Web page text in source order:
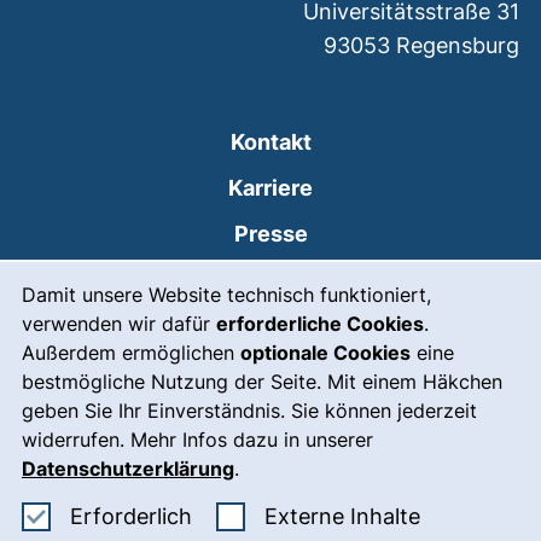
Damit unsere Website technisch funktioniert,
verwenden wir dafür erforderliche Cookies.
Außerdem ermöglichen optionale Cookies eine
bestmögliche Nutzung der Seite. Mit einem Häkchen
geben Sie Ihr Einverständnis. Sie können jederzeit
widerrufen. Mehr Infos dazu in unserer
Datenschutzerklärung.
Erforderlich Erforderliche Cookies akzeptieren
Externe Inhalte: Externe
Kontakt
Karriere
Presse
Leichte Sprache
Gebärdensprache
Notfall(externer Link, öffnet
Impressum
Barrierefreiheit
Universitätsstraße 31
93053 Regensburg